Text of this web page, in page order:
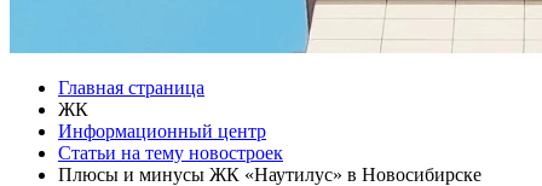
Главная страница
ЖК
Информационный центр
Статьи на тему новостроек
Плюсы и минусы ЖК «Наутилус» в Новосибирске